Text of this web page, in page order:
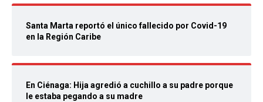
Santa Marta reportó el único fallecido por Covid-19
en la Región Caribe
En Ciénaga: Hija agredió a cuchillo a su padre porque
le estaba pegando a su madre